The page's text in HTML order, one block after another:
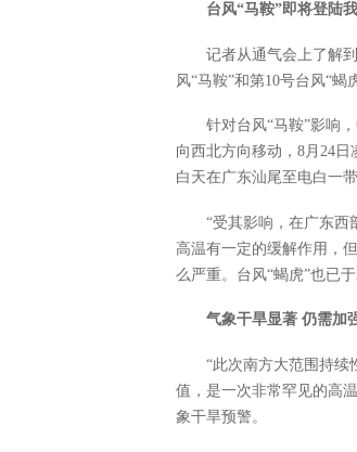
台风“马鞍”即将登陆
记者从通气会上了解
风“马鞍”和第10号台风“蝎
针对台风“马鞍”影响
向西北方向移动，8月24
白天在广东汕尾至电白一
“受其影响，在广东西
高温有一定的缓解作用，
么严重。台风“蝎虎”也已
气象干旱显著 仍需加
“此次南方大范围持续
值，是一次非常罕见的高
象干旱预警。